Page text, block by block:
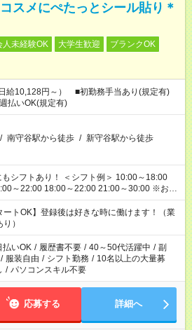
スメにぺたっとシール貼り＊
人未経験OK 大学生歓迎
ブランクOK
給10,128円～） ■初勤務手当あり(規定有)
払いOK(規定有)
/ 南守谷駅から徒歩 / 新守谷駅から徒歩
～22:00 18:00～22:00 21:00～30:00 ※お仕
異なります。ご希望の時間を教えてくださ
ートOK】登録後は好きな時に働けます！（業
）
払いOK / 履歴書不要 / 40～50代活躍中 / 副
/ 服装自由 / シフト勤務 / 10名以上の大量募
/ パソコンスキル不要
応募する 詳細へ